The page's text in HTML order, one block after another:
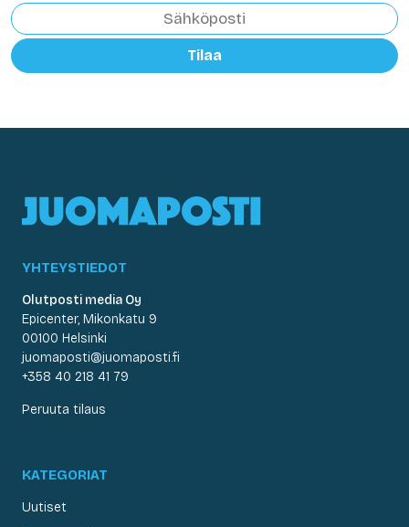
Tilaa
YHTEYSTIEDOT
Olutposti media Oy
Epicenter, Mikonkatu 9
00100 Helsinki
juomaposti@juomaposti.fi
+358 40 218 41 79
Peruuta tilaus
KATEGORIAT
Uutiset